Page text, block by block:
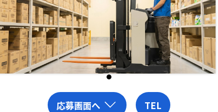
応募画面へ TEL